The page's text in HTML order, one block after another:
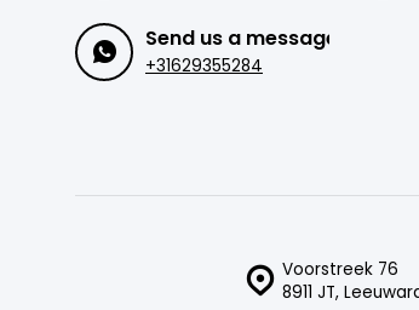
Send us a message
+31629355284
Voorstreek 76
8911 JT,